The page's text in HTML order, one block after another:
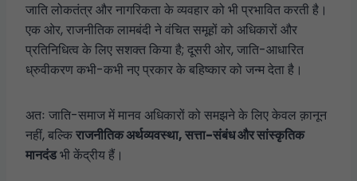
जाति लोकतंत्र और नागरिकता के व्यवहार को भी प्रभावित करती है।
एक ओर, राजनीतिक लामबंदी ने वंचित समूहों को अधिकारों और
प्रतिनिधित्व के लिए सशक्त किया है; दूसरी ओर, जाति-आधारित
ध्रुवीकरण कभी-कभी नए प्रकार के बहिष्कार को जन्म देता है।
अतः जाति-समाज में मानव अधिकारों को समझने के लिए केवल क़ानून
नहीं, बल्किराजनीतिक अर्थव्यवस्था, सत्ता-संबंध और सांस्कृतिक
मानदंडभी केंद्रीय हैं।